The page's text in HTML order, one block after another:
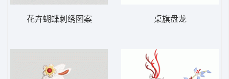
花卉蝴蝶刺绣图案 桌旗盘龙